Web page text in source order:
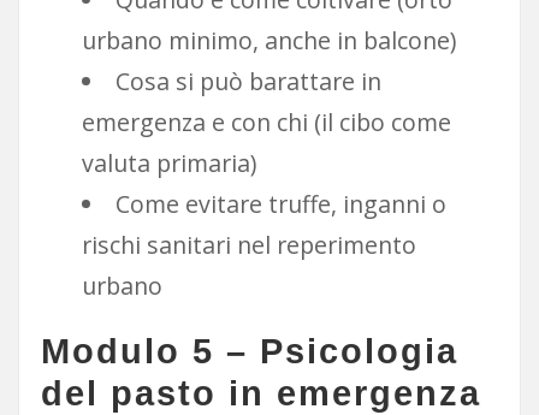
urbano minimo, anche in balcone)
Cosa si può barattare in
emergenza e con chi (il cibo come
valuta primaria)
Come evitare truffe, inganni o
rischi sanitari nel reperimento
urbano
Modulo 5 – Psicologia
del pasto in emergenza